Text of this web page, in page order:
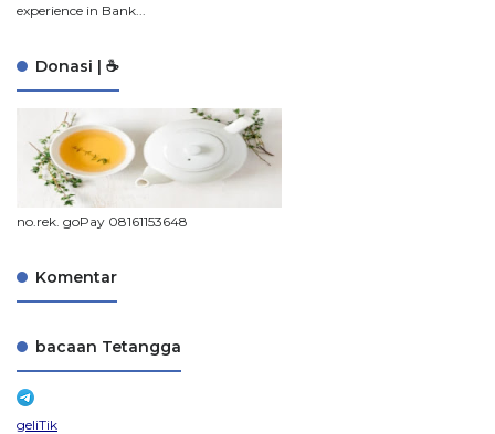
experience in Bank...
Donasi | ☕
no.rek. goPay 08161153648
Komentar
bacaan Tetangga
geliTik